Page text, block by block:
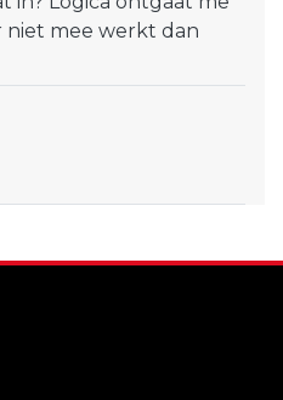
niet mee werkt dan